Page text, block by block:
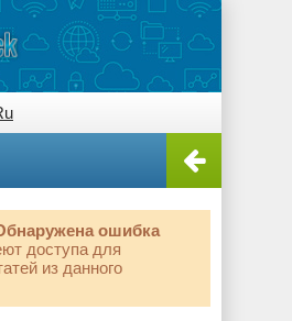
ошибка
доступа для
из данного